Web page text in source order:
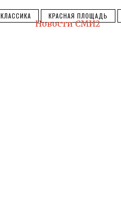
КЛАССИКА КРАСНАЯ ПЛОЩАДЬ
Новости СМИ2